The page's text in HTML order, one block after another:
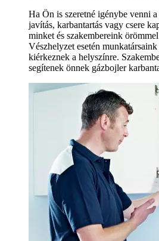
Ha Ön is szeretné igénybe venni
javítás, karbantartás vagy csere
minket és szakembereink
Vészhelyzet esetén
kiérkeznek a helyszínre.
segítenek önnek gázbojler